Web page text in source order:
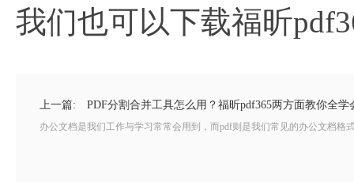
我们也可以下载福昕
上一篇: PDF分割合并工具怎么用？福昕pdf365两方面教你全学
办公文档是我们工作与学习常常会用到，而pdf则是我们常见的办公文档